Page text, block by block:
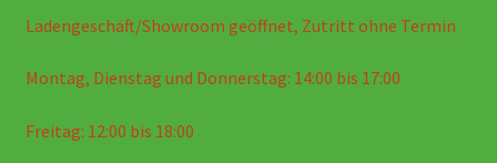
Ladengeschäft/Showroom geöffnet, Zutritt ohne Termin
Montag, Dienstag und Donnerstag: 14:00 bis 17:00
Freitag: 12:00 bis 18:00